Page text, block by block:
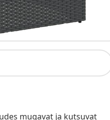
mugavat ja kutsuvat